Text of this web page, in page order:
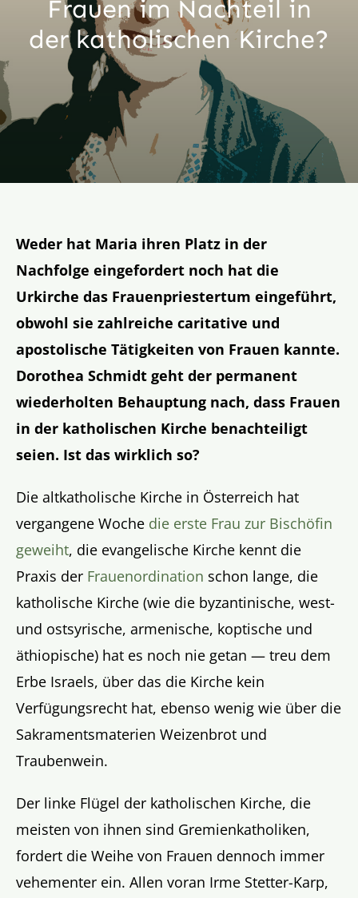
Aktion
Veröffentlichungen
Frauen im Nachteil in
der katholischen Kirche?
Weder hat Maria ihren Platz in der
Nachfolge eingefordert noch hat die
Urkirche das Frauenpriestertum eingeführt,
obwohl sie zahlreiche caritative und
apostolische Tätigkeiten von Frauen kannte.
Dorothea Schmidt geht der permanent
wiederholten Behauptung nach, dass Frauen
in der katholischen Kirche benachteiligt
seien. Ist das wirklich so?
Die altkatholische Kirche in Österreich hat
vergangene Woche die erste Frau zur Bischöfin
geweiht, die evangelische Kirche kennt die
Praxis der Frauenordination schon lange, die
katholische Kirche (wie die byzantinische, west-
und ostsyrische, armenische, koptische und
äthiopische) hat es noch nie getan — treu dem
Erbe Israels, über das die Kirche kein
Verfügungsrecht hat, ebenso wenig wie über die
Sakramentsmaterien Weizenbrot und
Traubenwein.
Der linke Flügel der katholischen Kirche, die
meisten von ihnen sind Gremienkatholiken,
fordert die Weihe von Frauen dennoch immer
vehementer ein. Allen voran Irme Stetter-Karp,